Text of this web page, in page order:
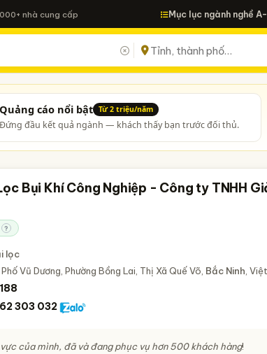
nhà cung cấp Mục lục ngành nghề
cáo nổi bật Từ 2 triệu/năm
đầu kết quả ngành — khách thấy bạn trước đối thủ.
Bụi Khí Công Nghiệp - Công ty TNHH
?
lọc
Phố Vũ Dương, Phường Bồng Lai, Thị Xã Quế Võ, Bắc Ninh ,
303 032
vực của mình, đã và đang phục vụ hơn 500 khách hàng!